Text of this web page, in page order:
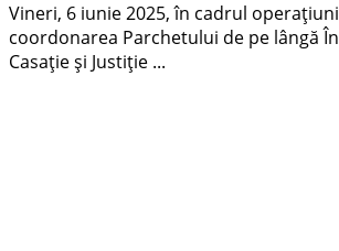
Vineri, 6 iunie 2025, în cadrul operațiunii
coordonarea Parchetului de pe lângă
Casație și Justiție ...